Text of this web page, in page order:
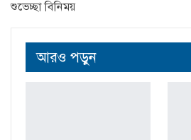
শুভেচ্ছা বিনিময়
আরও পড়ুন